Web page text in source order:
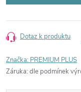
Dotaz k produktu
Značka: PREMIUM PLUS
Záruka: dle podmínek